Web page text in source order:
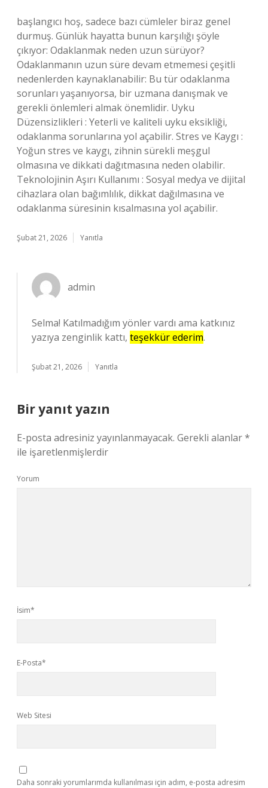
başlangıcı hoş, sadece bazı cümleler biraz genel
durmuş. Günlük hayatta bunun karşılığı şöyle
çıkıyor: Odaklanmak neden uzun sürüyor?
Odaklanmanın uzun süre devam etmemesi çeşitli
nedenlerden kaynaklanabilir: Bu tür odaklanma
sorunları yaşanıyorsa, bir uzmana danışmak ve
gerekli önlemleri almak önemlidir. Uyku
Düzensizlikleri : Yeterli ve kaliteli uyku eksikliği,
odaklanma sorunlarına yol açabilir. Stres ve Kaygı :
Yoğun stres ve kaygı, zihnin sürekli meşgul
olmasına ve dikkati dağıtmasına neden olabilir.
Teknolojinin Aşırı Kullanımı : Sosyal medya ve dijital
cihazlara olan bağımlılık, dikkat dağılmasına ve
odaklanma süresinin kısalmasına yol açabilir.
Şubat 21, 2026 Yanıtla
admin
Selma! Katılmadığım yönler vardı ama katkınız
yazıya zenginlik kattı, teşekkür ederim.
Şubat 21, 2026 Yanıtla
Bir yanıt yazın
E-posta adresiniz yayınlanmayacak. Gerekli alanlar*
ile işaretlenmişlerdir
Yorum
İsim*
E-Posta*
Web Sitesi
Daha sonraki yorumlarımda kullanılması için adım, e-posta adresim